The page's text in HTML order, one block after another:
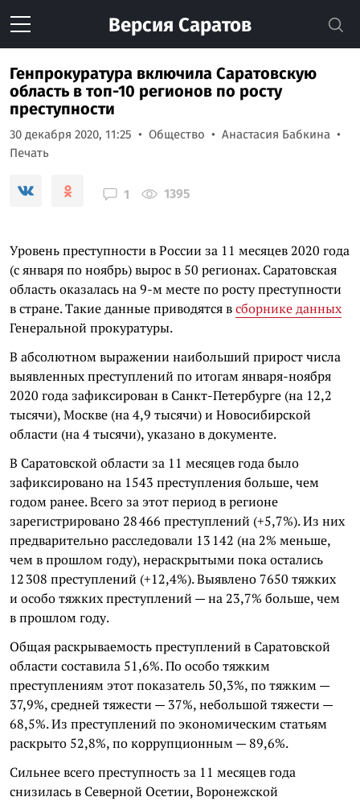
Версия Саратов
Генпрокуратура включила Саратовскую
область в топ-10 регионов по росту
преступности
30 декабря 2020, 11:25 Общество
Анастасия Бабкина
Печать
1 1395
Уровень преступности в России за 11 месяцев 2020 года
(с января по ноябрь) вырос в 50 регионах. Саратовская
область оказалась на 9-м месте по росту преступности
в стране. Такие данные приводятся всборнике данных
Генеральной прокуратуры.
В абсолютном выражении наибольший прирост числа
выявленных преступлений по итогам января-ноября
2020 года зафиксирован в Санкт-Петербурге (на 12,2
тысячи), Москве (на 4,9 тысячи) и Новосибирской
области (на 4 тысячи), указано в документе.
В Саратовской области за 11 месяцев года было
зафиксировано на 1543 преступления больше, чем
годом ранее. Всего за этот период в регионе
зарегистрировано 28 466 преступлений (+5,7%). Из них
предварительно расследовали 13 142 (на 2% меньше,
чем в прошлом году), нераскрытыми пока остались
12 308 преступлений (+12,4%). Выявлено 7650 тяжких
и особо тяжких преступлений — на 23,7% больше, чем
в прошлом году.
Общая раскрываемость преступлений в Саратовской
области составила 51,6%. По особо тяжким
преступлениям этот показатель 50,3%, по тяжким —
37,9%, средней тяжести — 37%, небольшой тяжести —
68,5%. Из преступлений по экономическим статьям
раскрыто 52,8%, по коррупционным — 89,6%.
Сильнее всего преступность за 11 месяцев года
снизилась в Северной Осетии, Воронежской